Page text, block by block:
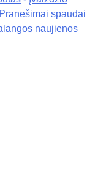
spaudai
naujienos